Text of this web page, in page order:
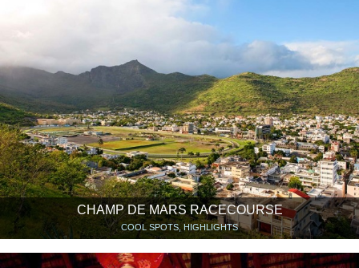
CHAMP DE MARS RACECOURSE
COOL SPOTS, HIGHLIGHTS